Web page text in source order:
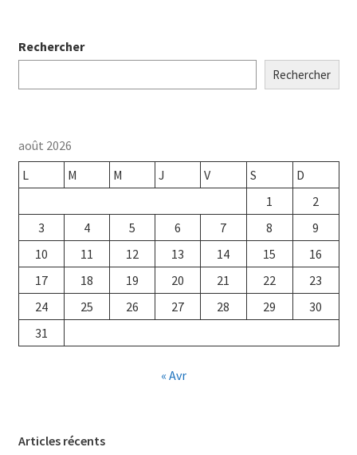
Rechercher
Rechercher
août 2026
L
M M J V S
D
1
2
3
4 5 6 7 8
9
10
11 12 13 14 15
16
17
18 19 20 21 22
23
24
25 26 27 28 29
30
31
« Avr
Articles récents